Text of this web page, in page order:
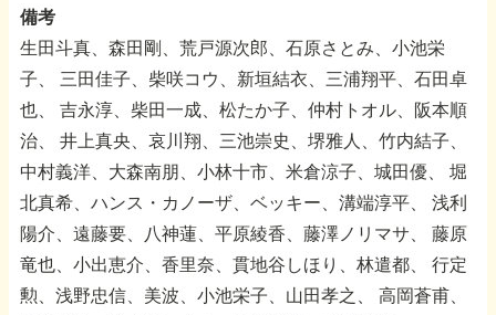
備考
生田斗真、森田剛、荒戸源次郎、石原さとみ、小池栄
子、
三田佳子、柴咲コウ、新垣結衣、三浦翔平、石田卓
也、
吉永淳、柴田一成、松たか子、仲村トオル、阪本順
治、
井上真央、哀川翔、三池崇史、堺雅人、竹内結子、
中村義洋、大森南朋、小林十市、米倉涼子、城田優、
堀
北真希、ハンス・カノーザ、ベッキー、溝端淳平、
浅利
陽介、遠藤要、八神蓮、平原綾香、藤澤ノリマサ、
藤原
竜也、小出恵介、香里奈、貫地谷しほり、林遣都、
行定
勲、浅野忠信、美波、小池栄子、山田孝之、
高岡蒼甫、